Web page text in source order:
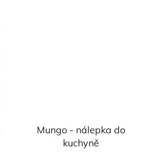
Mungo - nálepka do
kuchyně